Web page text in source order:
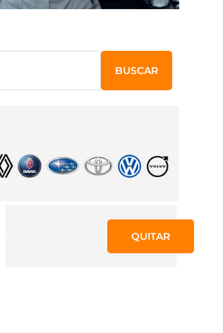
BUSCAR
QUITAR